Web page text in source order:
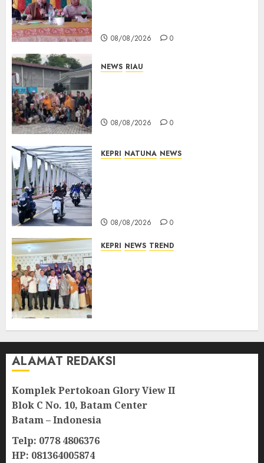
08/08/2026 0
NEWS RIAU
08/08/2026 0
KEPRI NATUNA NEWS
08/08/2026 0
KEPRI NEWS TREND
08/08/2026 0
ALAMAT REDAKSI
Komplek Pertokoan Glory View II
Blok C No. 10, Batam Center
Batam – Indonesia
Telp: 0778 4806376
HP: 081364005874